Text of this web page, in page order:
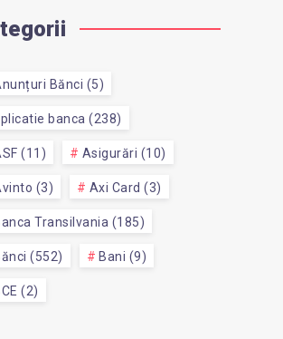
Bănci (5)
banca (238)
(11) Asigurări (10)
(3) Axi Card (3)
Transilvania (185)
(552) Bani (9)
(2)